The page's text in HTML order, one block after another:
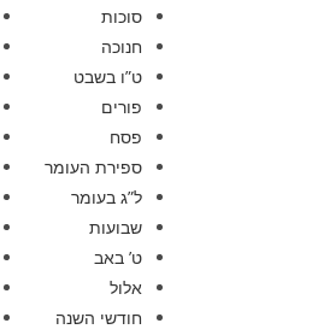
סוכות
חנוכה
ט”ו בשבט
פורים
פסח
ספירת העומר
ל”ג בעומר
שבועות
ט’ באב
אלול
חודשי השנה